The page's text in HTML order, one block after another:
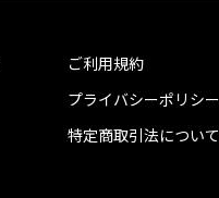
ご利用規約
プライバシーポリシー
特定商取引法につい